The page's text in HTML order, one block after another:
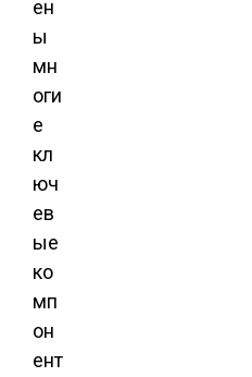
ен
ы
мн
оги
е
кл
юч
ев
ые
ко
мп
он
ент